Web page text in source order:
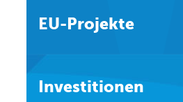
EU-Projekte
Investitionen